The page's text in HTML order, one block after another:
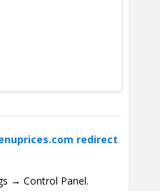
redirect
→ Control Panel.